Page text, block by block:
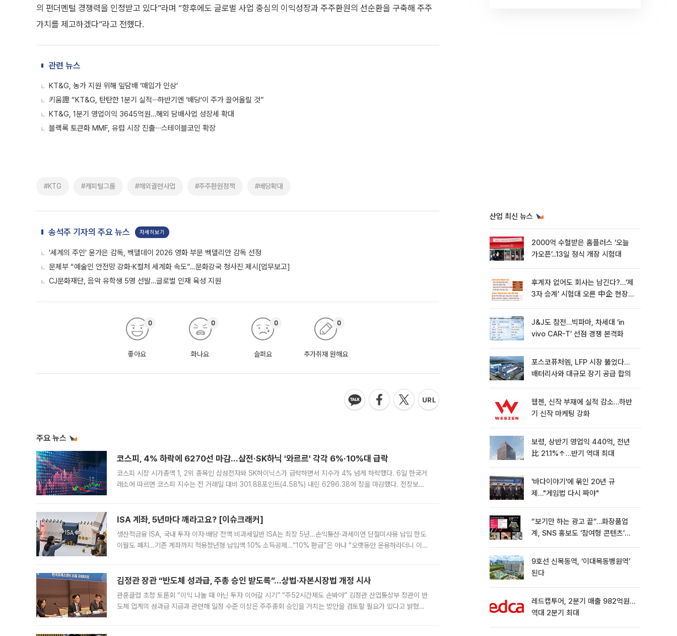
의 펀더멘털 경쟁력을 인정받고 있다”라며 “향후에도 글로벌 사업 중심의 이익성장과 주주환원의 선순환을 구축해 주주
가치를 제고하겠다”라고 전했다.
관련 뉴스
KT&G, 농가 지원 위해 잎담배 ‘매입가 인상’
키움證 “KT&G, 탄탄한 1분기 실적⋯하반기엔 ‘배당'이 주가 끌어올릴 것”
KT&G, 1분기 영업이익 3645억원…해외 담배사업 성장세 확대
블랙록 토큰화 MMF, 유럽 시장 진출∙∙∙스테이블코인 확장
#KTG #캐피털그룹 #해외궐련사업 #주주환원정책 #배당확대
송석주 기자의 주요 뉴스 자세히보기
'세계의 주인' 윤가은 감독, 벡델데이 2026 영화 부문 벡델리안 감독 선정
문체부 “예술인 안전망 강화·K컬처 세계화 속도”…문화강국 청사진 제시[업무보고]
CJ문화재단, 음악 유학생 5명 선발…글로벌 인재 육성 지원
좋아요
0
화나요
0
슬퍼요
0
추가취재 원해요
0
주요 뉴스
코스피, 4% 하락에 6270선 마감…삼전·SK하닉 '와르르' 각각 6%·10%대 급락
코스피 시장 시가총액 1, 2위 종목인 삼성전자와 SK하이닉스가 급락하면서 지수가 4% 넘게 하락했다. 6일 한국거
래소에 따르면 코스피 지수는 전 거래일 대비 301.88포인트(4.58%) 내린 6296.38에 장을 마감했다. 전장보다
ISA 계좌, 5년마다 깨라고요? [이슈크래커]
생산적금융 ISA, 국내 투자 이자·배당 전액 비과세일반 ISA는 최장 5년…손익통산·과세이연 단절미사용 납입 한도
이월도 폐지…기존 계좌까지 적용청년형 납입액 10% 소득공제…“10% 환급”은 아냐 “오랫동안 운용하라더니 이제
김정관 장관 “반도체 성과급, 주총 승인 받도록”…상법·자본시장법 개정 시사
관훈클럽 초청 토론회 “이익 나눌 때 아닌 투자 이어갈 시기” “주52시간제도 손봐야” 김정관 산업통상부 장관이 반
도체 업계의 성과급 지급과 관련해 일정 수준 이상은 주주총회 승인을 거치는 방안을 검토할 필요가 있다고 밝혔다.
산업 최신 뉴스
2000억 수혈받은 홈플러스 ‘오늘
가오픈’...13일 정식 개장 시험대
후계자 없어도 회사는 남긴다?…‘제
3자 승계’ 시험대 오른 中企 현장
J&J도 참전…빅파마, 차세대 ‘in
vivo CAR-T’ 선점 경쟁 본격화
포스코퓨처엠, LFP 시장 뚫었다…
배터리사와 대규모 장기 공급 합의
웹젠, 신작 부재에 실적 감소…하반
기 신작 마케팅 강화
보령, 상반기 영업익 440억, 전년
比 21.1%↑…반기 역대 최대
'바다이야기'에 묶인 20년 규
제…"게임법 다시 짜야"
“보기만 하는 광고 끝“…화장품업
계, SNS 홍보도 ‘참여형 콘텐츠’로
9호선 신목동역, ‘이대목동병원역’
된다
레드캡투어, 2분기 매출 982억원…
역대 2분기 최대